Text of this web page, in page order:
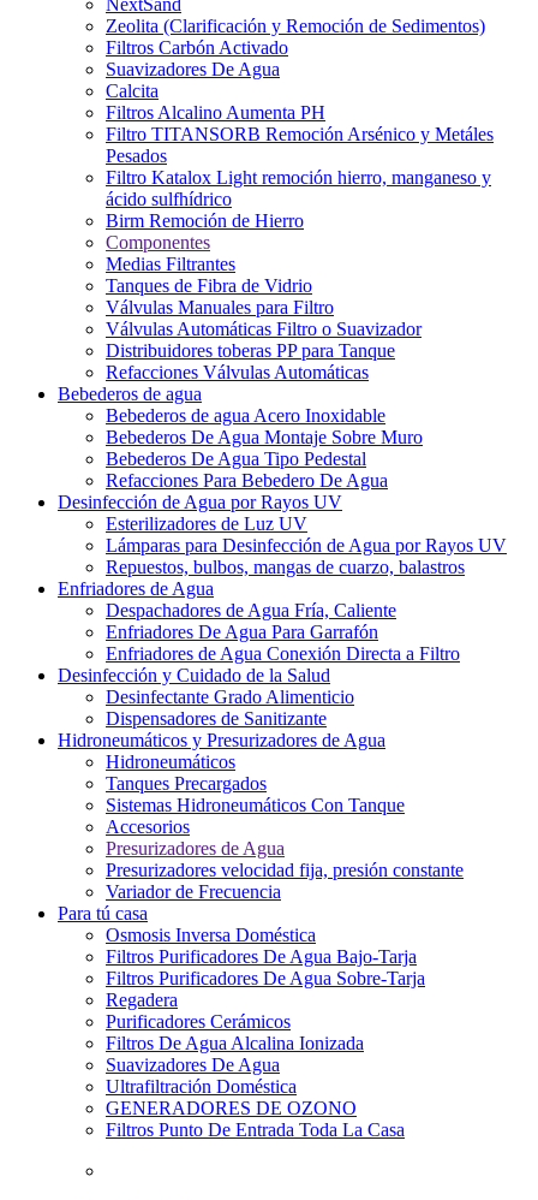
NextSand
Zeolita (Clarificación y Remoción de Sedimentos)
Filtros Carbón Activado
Suavizadores De Agua
Calcita
Filtros Alcalino Aumenta PH
Filtro TITANSORB Remoción Arsénico y Metáles
Pesados
Filtro Katalox Light remoción hierro, manganeso y
ácido sulfhídrico
Birm Remoción de Hierro
Componentes
Medias Filtrantes
Tanques de Fibra de Vidrio
Válvulas Manuales para Filtro
Válvulas Automáticas Filtro o Suavizador
Distribuidores toberas PP para Tanque
Refacciones Válvulas Automáticas
Bebederos de agua
Bebederos de agua Acero Inoxidable
Bebederos De Agua Montaje Sobre Muro
Bebederos De Agua Tipo Pedestal
Refacciones Para Bebedero De Agua
Desinfección de Agua por Rayos UV
Esterilizadores de Luz UV
Lámparas para Desinfección de Agua por Rayos UV
Repuestos, bulbos, mangas de cuarzo, balastros
Enfriadores de Agua
Despachadores de Agua Fría, Caliente
Enfriadores De Agua Para Garrafón
Enfriadores de Agua Conexión Directa a Filtro
Desinfección y Cuidado de la Salud
Desinfectante Grado Alimenticio
Dispensadores de Sanitizante
Hidroneumáticos y Presurizadores de Agua
Hidroneumáticos
Tanques Precargados
Sistemas Hidroneumáticos Con Tanque
Accesorios
Presurizadores de Agua
Presurizadores velocidad fija, presión constante
Variador de Frecuencia
Para tú casa
Osmosis Inversa Doméstica
Filtros Purificadores De Agua Bajo-Tarja
Filtros Purificadores De Agua Sobre-Tarja
Regadera
Purificadores Cerámicos
Filtros De Agua Alcalina Ionizada
Suavizadores De Agua
Ultrafiltración Doméstica
GENERADORES DE OZONO
Filtros Punto De Entrada Toda La Casa